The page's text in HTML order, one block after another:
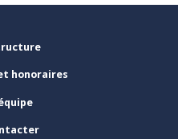
honoraires